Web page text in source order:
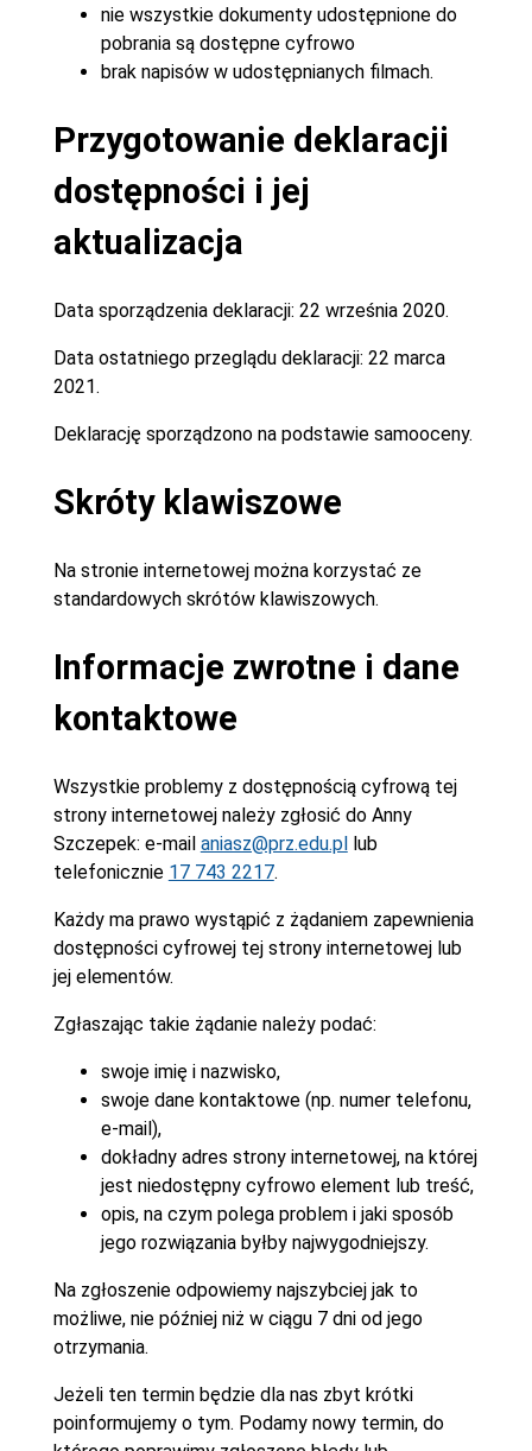
nie wszystkie dokumenty udostępnione do
pobrania są dostępne cyfrowo
brak napisów w udostępnianych filmach.
Przygotowanie deklaracji
dostępności i jej
aktualizacja
Data sporządzenia deklaracji: 22 września 2020.
Data ostatniego przeglądu deklaracji: 22 marca
2021.
Deklarację sporządzono na podstawie samooceny.
Skróty klawiszowe
Na stronie internetowej można korzystać ze
standardowych skrótów klawiszowych.
Informacje zwrotne i dane
kontaktowe
Wszystkie problemy z dostępnością cyfrową tej
strony internetowej należy zgłosić do Anny
Szczepek: e-mail aniasz@prz.edu.pllub
telefonicznie 17 743 2217.
Każdy ma prawo wystąpić z żądaniem zapewnienia
dostępności cyfrowej tej strony internetowej lub
jej elementów.
Zgłaszając takie żądanie należy podać:
swoje imię i nazwisko,
swoje dane kontaktowe (np. numer telefonu,
e-mail),
dokładny adres strony internetowej, na której
jest niedostępny cyfrowo element lub treść,
opis, na czym polega problem i jaki sposób
jego rozwiązania byłby najwygodniejszy.
Na zgłoszenie odpowiemy najszybciej jak to
możliwe, nie później niż w ciągu 7 dni od jego
otrzymania.
Jeżeli ten termin będzie dla nas zbyt krótki
poinformujemy o tym. Podamy nowy termin, do